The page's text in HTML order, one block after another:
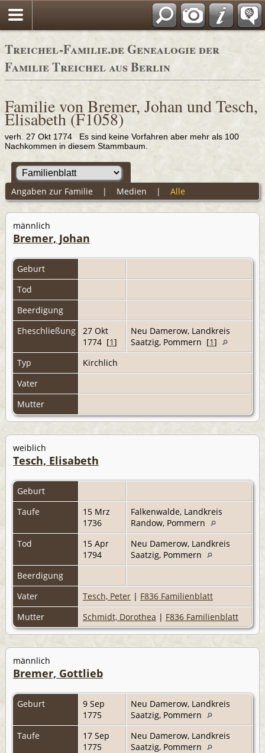
Adressbücher
Treichel-Familie.de Genealogie der
Familie Treichel aus Berlin
Familie von Bremer, Johan und Tesch,
Elisabeth (F1058)
verh. 27 Okt 1774 Es sind keine Vorfahren aber mehr als 100
Nachkommen in diesem Stammbaum.
Angaben zur Familie | Medien | Alle
männlich
Bremer, Johan
Geburt
Tod
Beerdigung
Eheschließung
27 Okt
1774 [1]
Neu Damerow, Landkreis
Saatzig, Pommern [1]
Typ
Kirchlich
Vater
Mutter
weiblich
Tesch, Elisabeth
Geburt
Taufe
15 Mrz
1736
Falkenwalde, Landkreis
Randow, Pommern
Tod
15 Apr
1794
Neu Damerow, Landkreis
Saatzig, Pommern
Beerdigung
Vater
Tesch, Peter | F836 Familienblatt
Mutter
Schmidt, Dorothea | F836 Familienblatt
männlich
Bremer, Gottlieb
Geburt
9 Sep
1775
Neu Damerow, Landkreis
Saatzig, Pommern
Taufe
17 Sep
1775
Neu Damerow, Landkreis
Saatzig, Pommern